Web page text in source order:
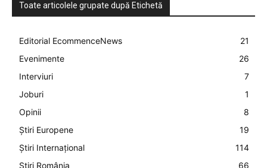
Toate articolele grupate după Etichetă
Editorial EcommenceNews
21
Evenimente
26
Interviuri
7
Joburi
1
Opinii
8
Știri Europene
19
Știri Internațional
114
Știri România
66